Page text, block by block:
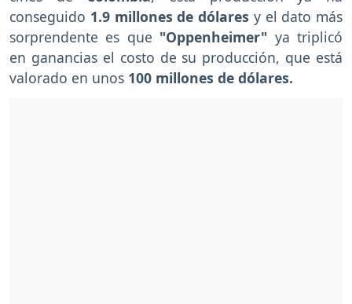
conseguido 1.9 millones de dólares y el dato más
sorprendente es que "Oppenheimer" ya triplicó
en ganancias el costo de su producción, que está
valorado en unos 100 millones de dólares.